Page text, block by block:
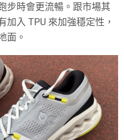
步時會更流暢。跟市場其
入 TPU 來加強穩定性，
面。